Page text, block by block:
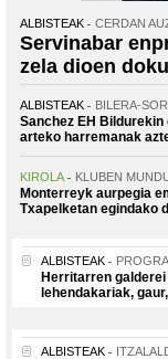
ALBISTEAK CERDAN
Servinabar
zela dioen
ALBISTEAK BILERA-
Sanchez EH
arteko harremanak
KIROLA KLUBEN
Monterreyk aurpegia
Txapelketan egindako
ALBISTEAK
Herritarren
lehendakariak,
ALBISTEAK